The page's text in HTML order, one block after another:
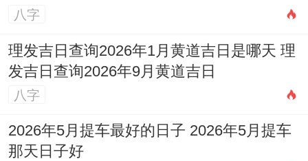
八字
理发吉日查询2026年1月黄道吉日是哪天 理
发吉日查询2026年9月黄道吉日
八字
2026年5月提车最好的日子 2026年5月提车
那天日子好